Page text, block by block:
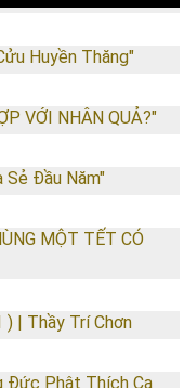
Huyền Thăng"
VỚI NHÂN QUẢ?"
Sẻ Đầu Năm"
MỘT TẾT CÓ
) | Thầy Trí Chơn
Đức Phật Thích Ca